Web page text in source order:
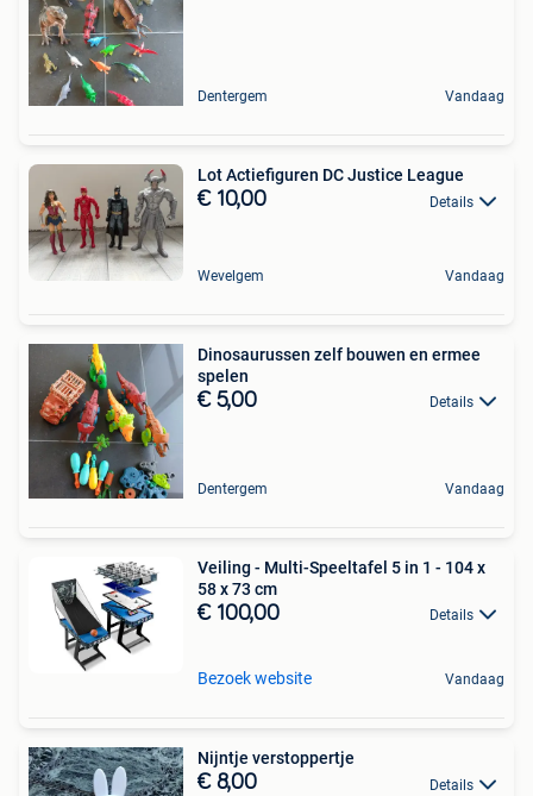
Dentergem Vandaag
Lot Actiefiguren DC Justice League
€ 10,00 Details
Wevelgem Vandaag
Dinosaurussen zelf bouwen en ermee
spelen
€ 5,00 Details
Dentergem Vandaag
Veiling - Multi-Speeltafel 5 in 1 - 104 x
58 x 73 cm
€ 100,00 Details
Bezoek website Vandaag
Nijntje verstoppertje
€ 8,00 Details